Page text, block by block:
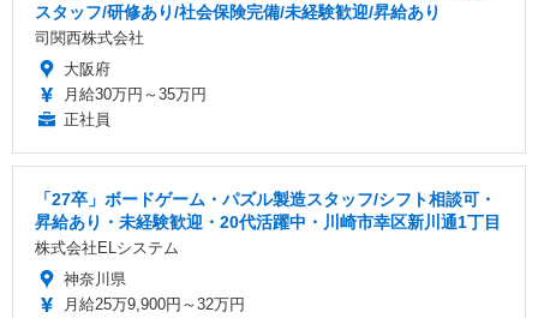
スタッフ/研修あり/社会保険完備/未経験歓迎/昇給あり
司関西株式会社
大阪府
月給30万円～35万円
正社員
「27卒」ボードゲーム・パズル製造スタッフ/シフト相談可・
昇給あり・未経験歓迎・20代活躍中・川崎市幸区新川通1丁目
株式会社ELシステム
神奈川県
月給25万9,900円～32万円